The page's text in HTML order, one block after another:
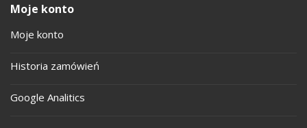
Moje konto
Moje konto
Historia zamówień
Google Analitics